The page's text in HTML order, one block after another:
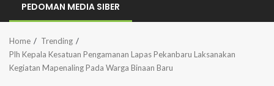
PEDOMAN MEDIA SIBER
Home
Trending
Plh Kepala Kesatuan Pengamanan Lapas Pekanbaru Laksanakan
Kegiatan Mapenaling Pada Warga Binaan Baru